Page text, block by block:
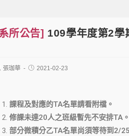
所公告] 109學年度第2學
張珈華 2021-02-23
課程及對應的TA名單請看附檔。
修課未達20人之班級暫先不安排TA。
部分微積分乙TA名單尚須等待到2/